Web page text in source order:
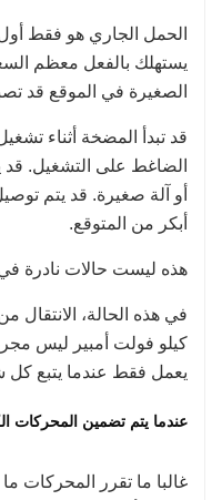
الحمل الجاري هو فقط
يستهلك بالفعل معظم
الصغيرة في الموقع قد
قد تبدأ المضخة أثناء
الضاغط على التشغيل.
أو آلة صغيرة. قد يتم
أبكر من المتوقع.
هذه ليست حالات نادرة في
كيلو فولت أمبير ليس
يعمل فقط عندما يتبع
عندما يتم تضمين المحركات